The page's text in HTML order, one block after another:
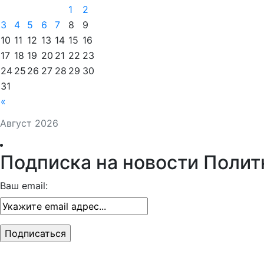
Август 2026
«
1
2
3
4 5 6 7 8
9
10 11 12 13 14 15 16
17 18 19 20 21 22 23
24 25 26 27 28 29 30
31
Подписка на новости
Ваш email: